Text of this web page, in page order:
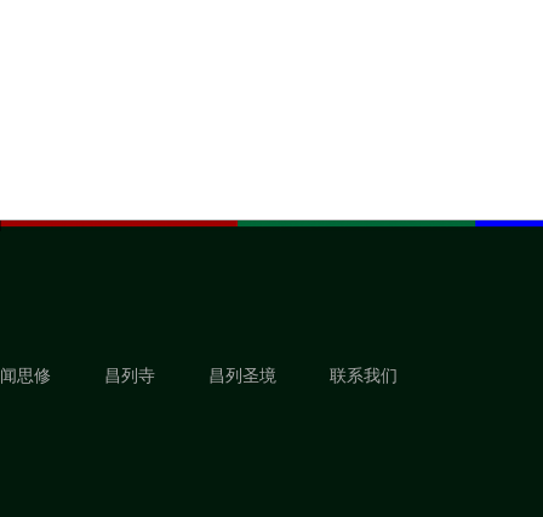
闻思修 昌列寺 昌列圣境 联系我们